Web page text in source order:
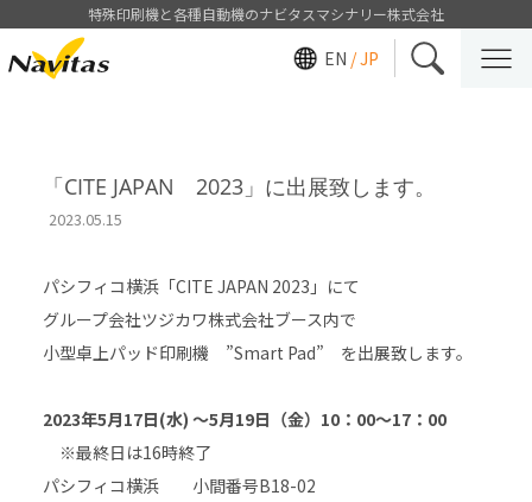
特殊印刷機と各種自動機のナビタスマシナリー株式会社
EN / JP
「CITE JAPAN 2023」に出展致します。
2023.05.15
パシフィコ横浜「CITE JAPAN 2023」にて
グループ会社ツジカワ株式会社ブース内で
小型卓上パッド印刷機 ”Smart Pad” を出展致します。
2023年5月17日(水) 〜5月19日（金）10：00〜17：00
※最終日は16時終了
パシフィコ横浜 小間番号B18-02